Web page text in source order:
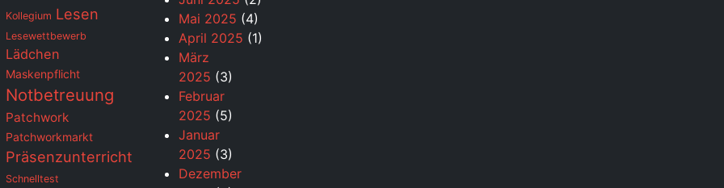
Kollegium Lesen
Lesewettbewerb
Lädchen
Maskenpflicht
Notbetreuung
Patchwork
Patchworkmarkt
Präsenzunterricht
Schnelltest
Mai 2025 (4)
April 2025 (1)
März
2025 (3)
Februar
2025 (5)
Januar
2025 (3)
Dezember